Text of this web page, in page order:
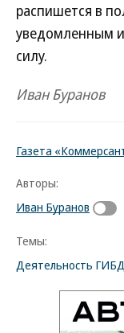
распишется в
уведомленным и
силу.
Иван Буранов
Газета
Авторы:
Иван Буранов
Темы:
Деятельность